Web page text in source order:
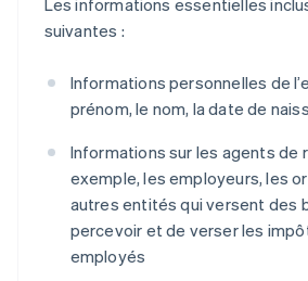
suivantes :
Informations personnelles de
prénom, le nom, la date de
Informations sur les agents de
exemple, les employeurs, les
autres entités qui versent des
percevoir et de verser les
employés